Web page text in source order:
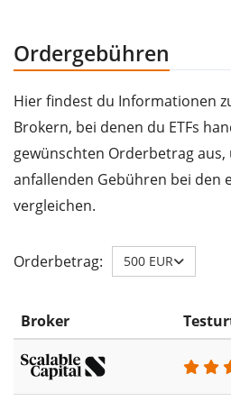
Ordergebühren
Hier findest du Informationen
Brokern, bei denen du ETFs
gewünschten Orderbetrag aus,
anfallenden Gebühren bei den
vergleichen.
Orderbetrag: 500 EUR
Broker